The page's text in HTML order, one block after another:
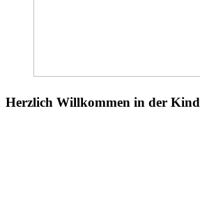
Herzlich Willkommen in der